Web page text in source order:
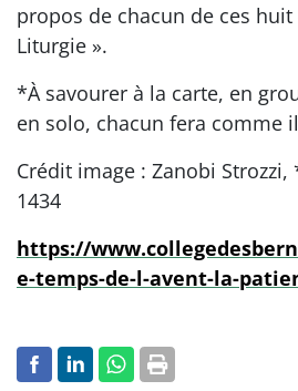
propos de chacun de ces huit
Liturgie ».
*À savourer à la carte, en
en solo, chacun fera comme
Crédit image : Zanobi
1434
https://
e-temps-de-l-avent-la-